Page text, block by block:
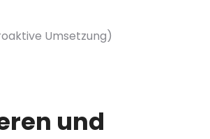
Umsetzung)
und